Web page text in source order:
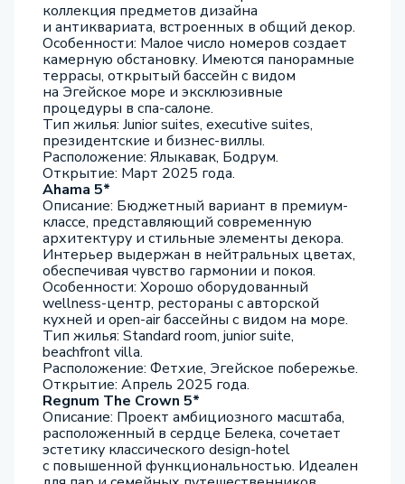
коллекция предметов дизайна
и антиквариата, встроенных в общий декор.
Особенности: Малое число номеров создает
камерную обстановку. Имеются панорамные
террасы, открытый бассейн с видом
на Эгейское море и эксклюзивные
процедуры в спа-салоне.
Тип жилья: Junior suites, executive suites,
президентские и бизнес-виллы.
Расположение: Ялыкавак, Бодрум.
Открытие: Март 2025 года.
Ahama 5*
Описание: Бюджетный вариант в премиум-
классе, представляющий современную
архитектуру и стильные элементы декора.
Интерьер выдержан в нейтральных цветах,
обеспечивая чувство гармонии и покоя.
Особенности: Хорошо оборудованный
wellness-центр, рестораны с авторской
кухней и open-air бассейны с видом на море.
Тип жилья: Standard room, junior suite,
beachfront villa.
Расположение: Фетхие, Эгейское побережье.
Открытие: Апрель 2025 года.
Regnum The Crown 5*
Описание: Проект амбициозного масштаба,
расположенный в сердце Белека, сочетает
эстетику классического design-hotel
с повышенной функциональностью. Идеален